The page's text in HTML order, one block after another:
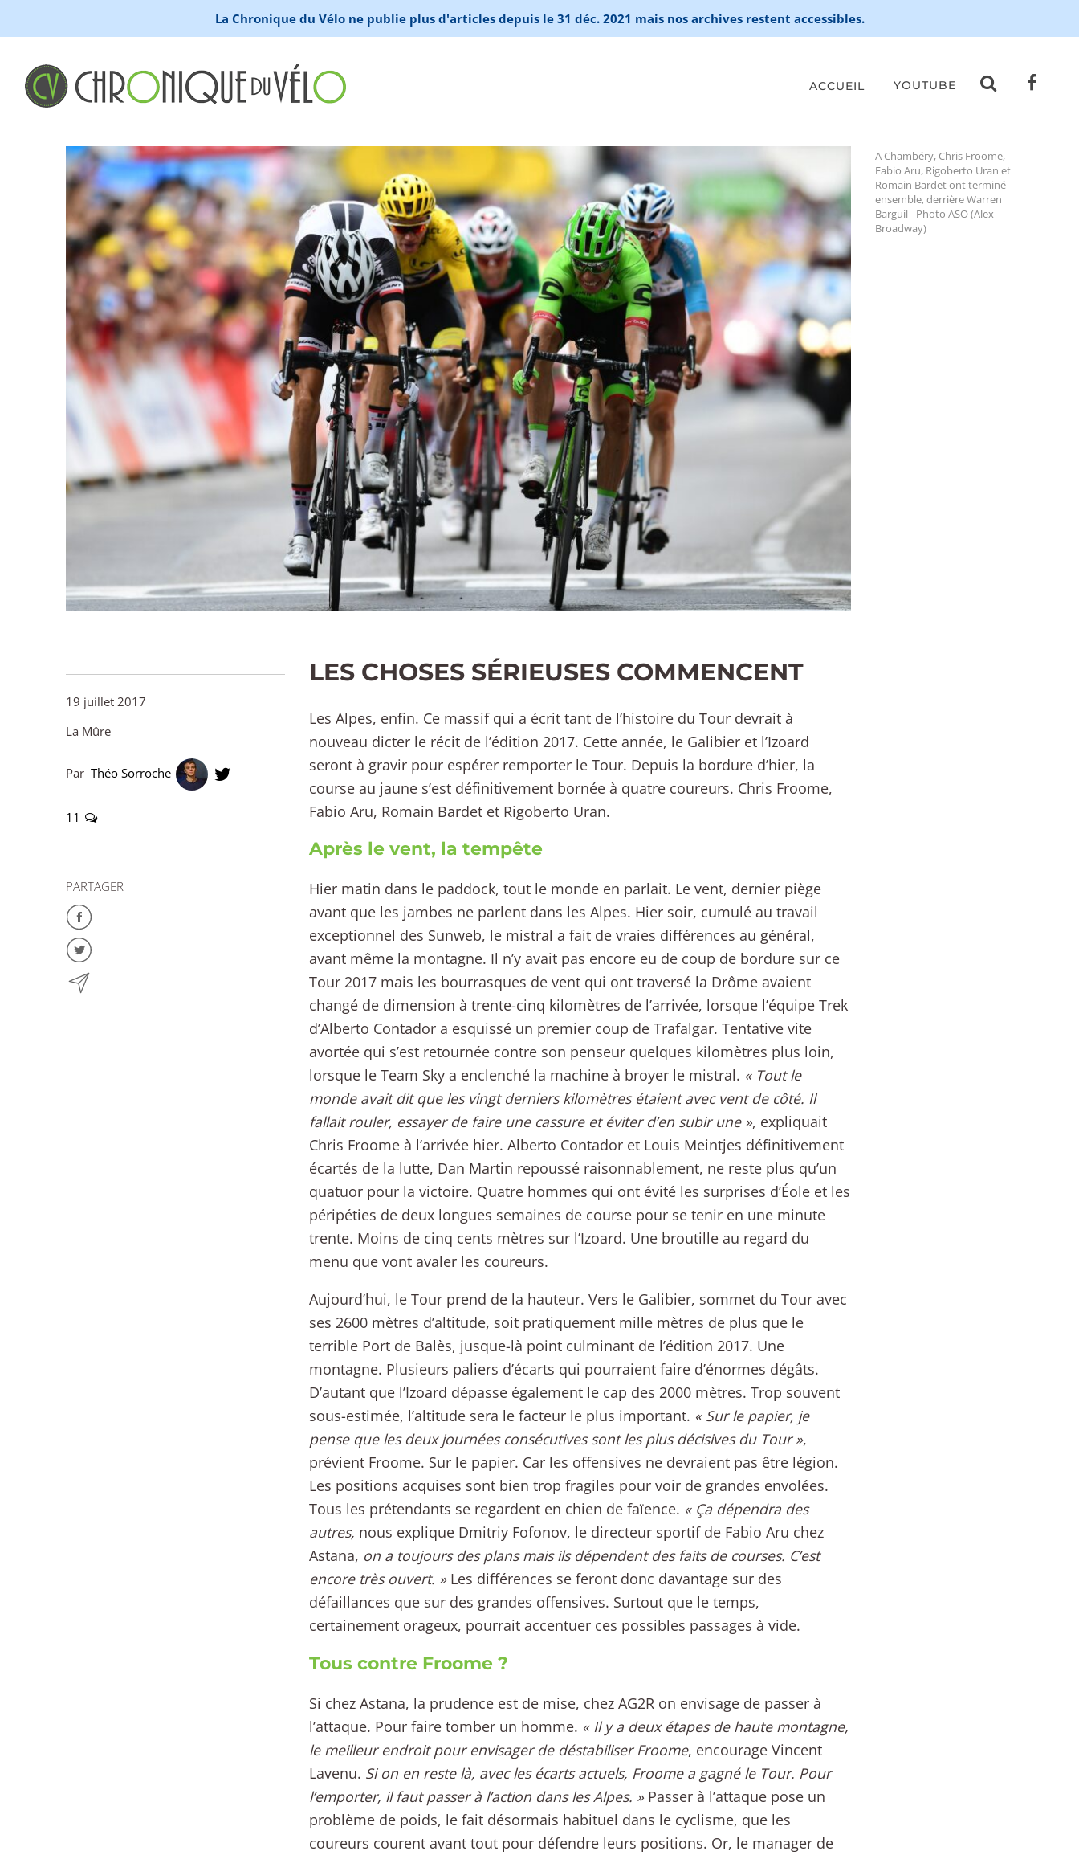
La Chronique du Vélo ne publie plus d'articles depuis le 31 déc. 2021 mais nos archives restent accessibles.
ACCUEIL YOUTUBE
A Chambéry, Chris Froome,
Fabio Aru, Rigoberto Uran et
Romain Bardet ont terminé
ensemble, derrière Warren
Barguil - Photo ASO (Alex
Broadway)
19 juillet 2017
La Mûre
ParThéo Sorroche
11
PARTAGER
LES CHOSES SÉRIEUSES COMMENCENT
Les Alpes, enfin. Ce massif qui a écrit tant de l’histoire du Tour devrait à
nouveau dicter le récit de l’édition 2017. Cette année, le Galibier et l’Izoard
seront à gravir pour espérer remporter le Tour. Depuis la bordure d’hier, la
course au jaune s’est définitivement bornée à quatre coureurs. Chris Froome,
Fabio Aru, Romain Bardet et Rigoberto Uran.
Après le vent, la tempête
Hier matin dans le paddock, tout le monde en parlait. Le vent, dernier piège
avant que les jambes ne parlent dans les Alpes. Hier soir, cumulé au travail
exceptionnel des Sunweb, le mistral a fait de vraies différences au général,
avant même la montagne. Il n’y avait pas encore eu de coup de bordure sur ce
Tour 2017 mais les bourrasques de vent qui ont traversé la Drôme avaient
changé de dimension à trente-cinq kilomètres de l’arrivée, lorsque l’équipe Trek
d’Alberto Contador a esquissé un premier coup de Trafalgar. Tentative vite
avortée qui s’est retournée contre son penseur quelques kilomètres plus loin,
lorsque le Team Sky a enclenché la machine à broyer le mistral. « Tout le
monde avait dit que les vingt derniers kilomètres étaient avec vent de côté. Il
fallait rouler, essayer de faire une cassure et éviter d’en subir une », expliquait
Chris Froome à l’arrivée hier. Alberto Contador et Louis Meintjes définitivement
écartés de la lutte, Dan Martin repoussé raisonnablement, ne reste plus qu’un
quatuor pour la victoire. Quatre hommes qui ont évité les surprises d’Éole et les
péripéties de deux longues semaines de course pour se tenir en une minute
trente. Moins de cinq cents mètres sur l’Izoard. Une broutille au regard du
menu que vont avaler les coureurs.
Aujourd’hui, le Tour prend de la hauteur. Vers le Galibier, sommet du Tour avec
ses 2600 mètres d’altitude, soit pratiquement mille mètres de plus que le
terrible Port de Balès, jusque-là point culminant de l’édition 2017. Une
montagne. Plusieurs paliers d’écarts qui pourraient faire d’énormes dégâts.
D’autant que l’Izoard dépasse également le cap des 2000 mètres. Trop souvent
sous-estimée, l’altitude sera le facteur le plus important. « Sur le papier, je
pense que les deux journées consécutives sont les plus décisives du Tour »,
prévient Froome. Sur le papier. Car les offensives ne devraient pas être légion.
Les positions acquises sont bien trop fragiles pour voir de grandes envolées.
Tous les prétendants se regardent en chien de faïence. « Ça dépendra des
autres, nous explique Dmitriy Fofonov, le directeur sportif de Fabio Aru chez
Astana, on a toujours des plans mais ils dépendent des faits de courses. C’est
encore très ouvert. »Les différences se feront donc davantage sur des
défaillances que sur des grandes offensives. Surtout que le temps,
certainement orageux, pourrait accentuer ces possibles passages à vide.
Tous contre Froome ?
Si chez Astana, la prudence est de mise, chez AG2R on envisage de passer à
l’attaque. Pour faire tomber un homme. « Il y a deux étapes de haute montagne,
le meilleur endroit pour envisager de déstabiliser Froome, encourage Vincent
Lavenu. Si on en reste là, avec les écarts actuels, Froome a gagné le Tour. Pour
l’emporter, il faut passer à l’action dans les Alpes. »Passer à l’attaque pose un
problème de poids, le fait désormais habituel dans le cyclisme, que les
coureurs courent avant tout pour défendre leurs positions. Or, le manager de